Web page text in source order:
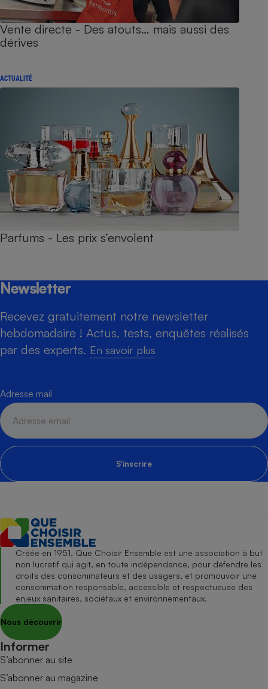
Vente directe - Des atouts… mais aussi des
dérives
ACTUALITÉ
Parfums - Les prix s’envolent
Newsletter
Recevez gratuitement notre newsletter
hebdomadaire ! Actus, tests, enquêtes réalisés
par des experts. En savoir plus
Adresse mail
S'inscrire
Créée en 1951, Que Choisir Ensemble est une association à but
non lucratif qui agit, en toute indépendance, pour défendre les
droits des consommateurs et des usagers, et promouvoir une
consommation responsable, accessible et respectueuse des
enjeux sanitaires, sociétaux et environnementaux.
Nous découvrir
Informer
S’abonner au site
S’abonner au magazine